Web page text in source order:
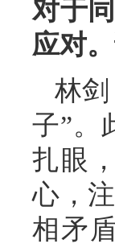
对于
应对
林
子”。
扎眼
心，
相矛